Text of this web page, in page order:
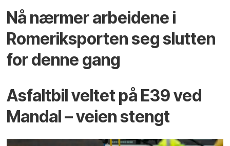
Nå nærmer arbeidene i
Romeriksporten seg slutten
for denne gang
Asfaltbil veltet på E39 ved
Mandal – veien stengt